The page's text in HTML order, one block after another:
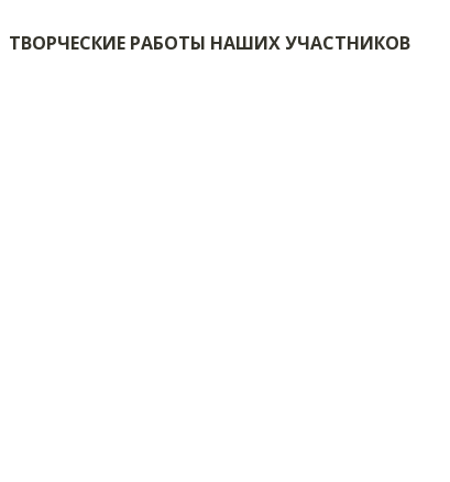
ТВОРЧЕСКИЕ РАБОТЫ НАШИХ УЧАСТНИКОВ